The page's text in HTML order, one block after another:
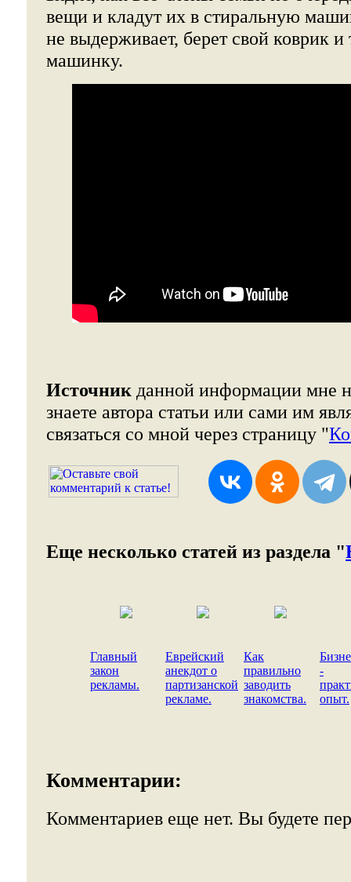
вещи и кладут их в стиральную
не выдерживает, берет свой коврик и
машинку.
Источник данной информации мне
знаете автора статьи или сами им
связаться со мной через страницу "
Еще несколько статей из раздела "
Главный
закон
рекламы.
Еврейский
анекдот о
партизанской
рекламе.
Как
правильно
заводить
знакомства.
-
опыт.
Комментарии:
Комментариев еще нет. Вы будете